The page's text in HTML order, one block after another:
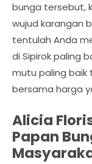
bunga tersebut,
wujud karangan
tentulah Anda
di Sipirok paling
mutu paling baik
bersama harga
Alicia
Papan